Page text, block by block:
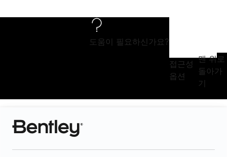
도움이 필요하신가요?
접근성
옵션
맨 위로
돌아가
기